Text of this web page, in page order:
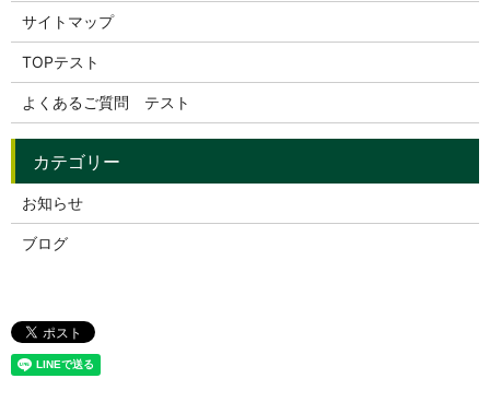
サイトマップ
TOPテスト
よくあるご質問 テスト
お知らせ
ブログ